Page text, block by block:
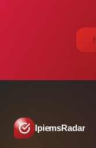
IpiemsRadar